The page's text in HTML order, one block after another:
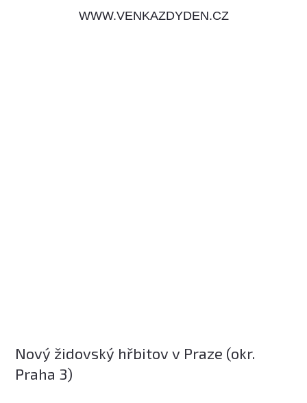
WWW.VENKAZDYDEN.CZ
Nový židovský hřbitov v Praze (okr.
Praha 3)